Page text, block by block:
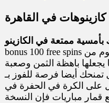
كازينوهات في القاهرة
bonus 100 free spins بعض من فتحات الأكثر شعبية مدعوم من
باهظة الثمن وصعبة
تمنحك أيضا فرصة للفوز بـ
على الكرة في الحفرة في
مباريات فإن النسخة